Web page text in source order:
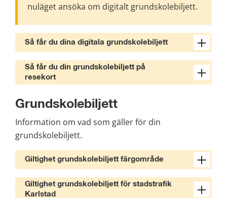
nuläget ansöka om digitalt grundskolebiljett.
Så får du dina digitala grundskolebiljett
Så får du din grundskolebiljett på
resekort
Grundskolebiljett
Information om vad som gäller för din
grundskolebiljett.
Giltighet grundskolebiljett färgområde
Giltighet grundskolebiljett för stadstrafik
Karlstad